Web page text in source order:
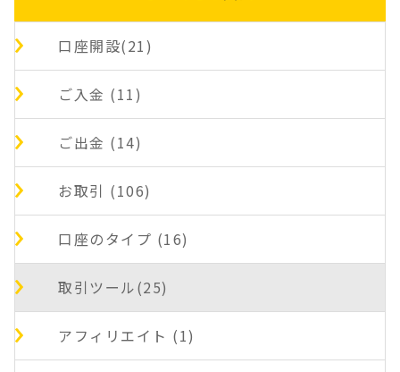
口座開設(21)
ご入金 (11)
ご出金 (14)
お取引 (106)
口座のタイプ (16)
取引ツール(25)
アフィリエイト (1)